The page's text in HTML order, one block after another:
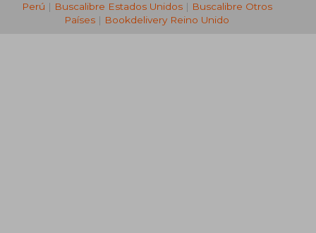
Perú | Buscalibre Estados Unidos| Buscalibre Otros
Países | Bookdelivery Reino Unido